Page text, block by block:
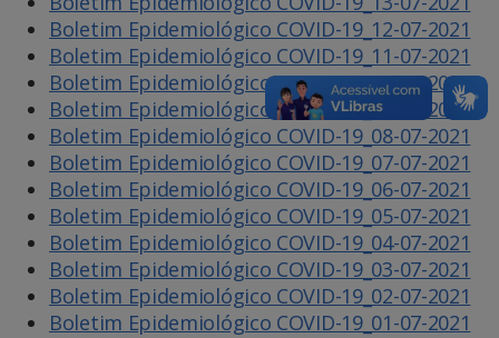
Boletim Epidemiológico COVID-19_12-07-2021
Boletim Epidemiológico COVID-19_11-07-2021
Boletim Epidemiológico COVID-19_10-07-2021
Boletim Epidemiológico COVID-19_09-07-2021
Boletim Epidemiológico COVID-19_08-07-2021
Boletim Epidemiológico COVID-19_07-07-2021
Boletim Epidemiológico COVID-19_06-07-2021
Boletim Epidemiológico COVID-19_05-07-2021
Boletim Epidemiológico COVID-19_04-07-2021
Boletim Epidemiológico COVID-19_03-07-2021
Boletim Epidemiológico COVID-19_02-07-2021
Boletim Epidemiológico COVID-19_01-07-2021